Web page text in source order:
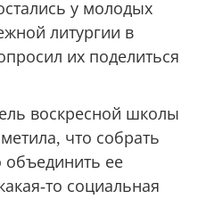
у молодых
литургии в
их поделиться
воскресной школы
что собрать
ее
то социальная